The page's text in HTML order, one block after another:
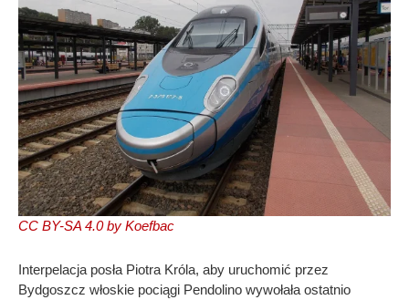
CC BY-SA 4.0 by Koefbac
Interpelacja posła Piotra Króla, aby uruchomić przez
Bydgoszcz włoskie pociągi Pendolino wywołała ostatnio